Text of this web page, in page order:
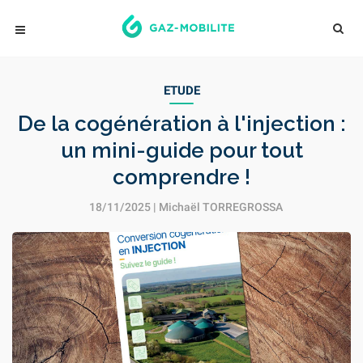
ETUDE
De la cogénération à l'injection :
un mini-guide pour tout
comprendre !
18/11/2025 | Michaël TORREGROSSA